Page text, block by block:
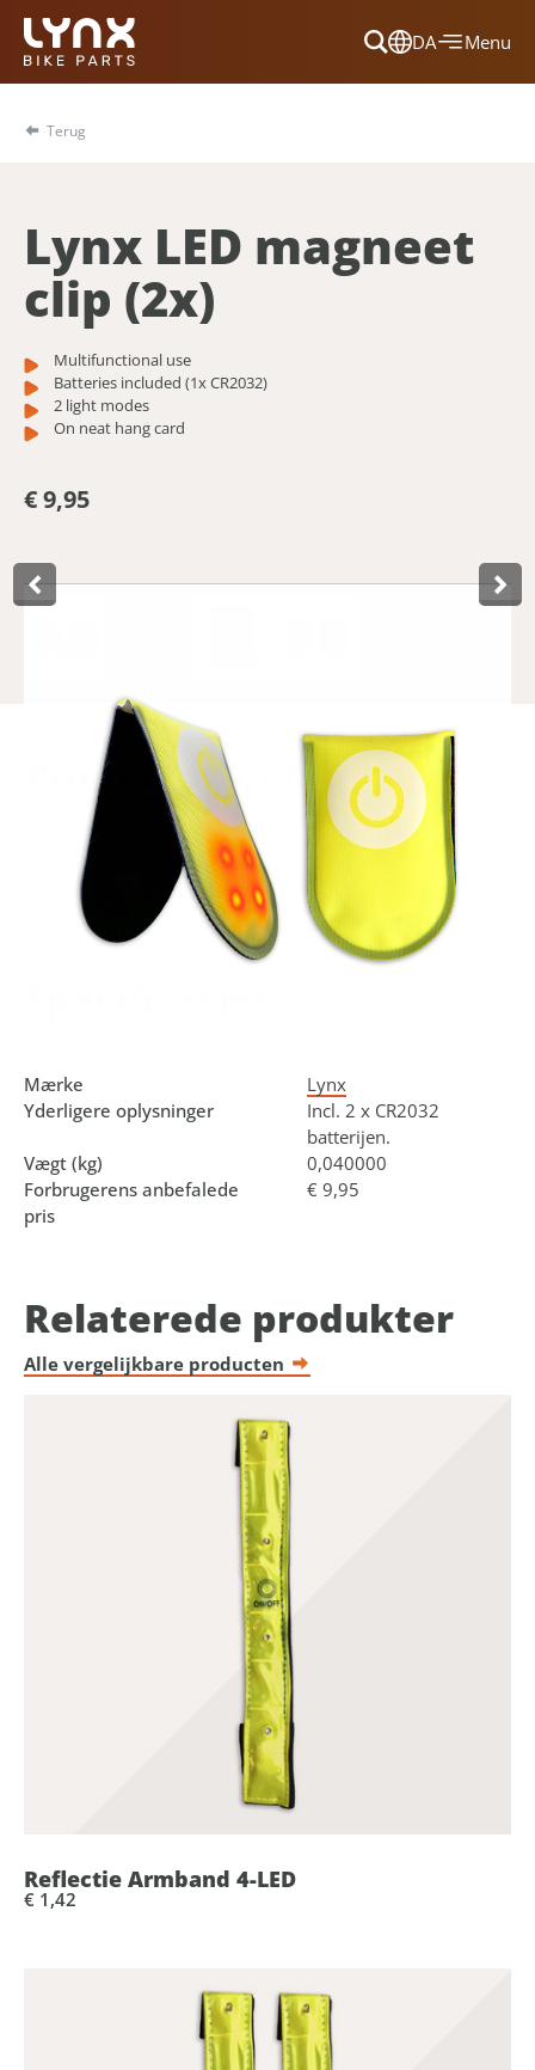
DA
Dansk
Nederlands
Menu
Terug
Lynx LED magneet
clip (2x)
Multifunctional use
Batteries included (1x CR2032)
2 light modes
On neat hang card
€ 9,95
Product­omschrijving
This LED magnet clip by Lynx, 2 pieces, is suitable for
multifunctional use. The LED magnetic clip works on
standard batteries, which are included (1x CR2032). The
magnetic clip has 2 light modes, on and flashing, for good
visibility in the dark. Supplied on a neat hang card.
Mærke
Lynx
Yderligere oplysninger
Incl. 2 x CR2032
batterijen.
Vægt (kg)
0,040000
Forbrugerens anbefalede
pris
€ 9,95
Relaterede produkter
Alle vergelijkbare producten
Reflectie Armband 4-LED
€ 1,42